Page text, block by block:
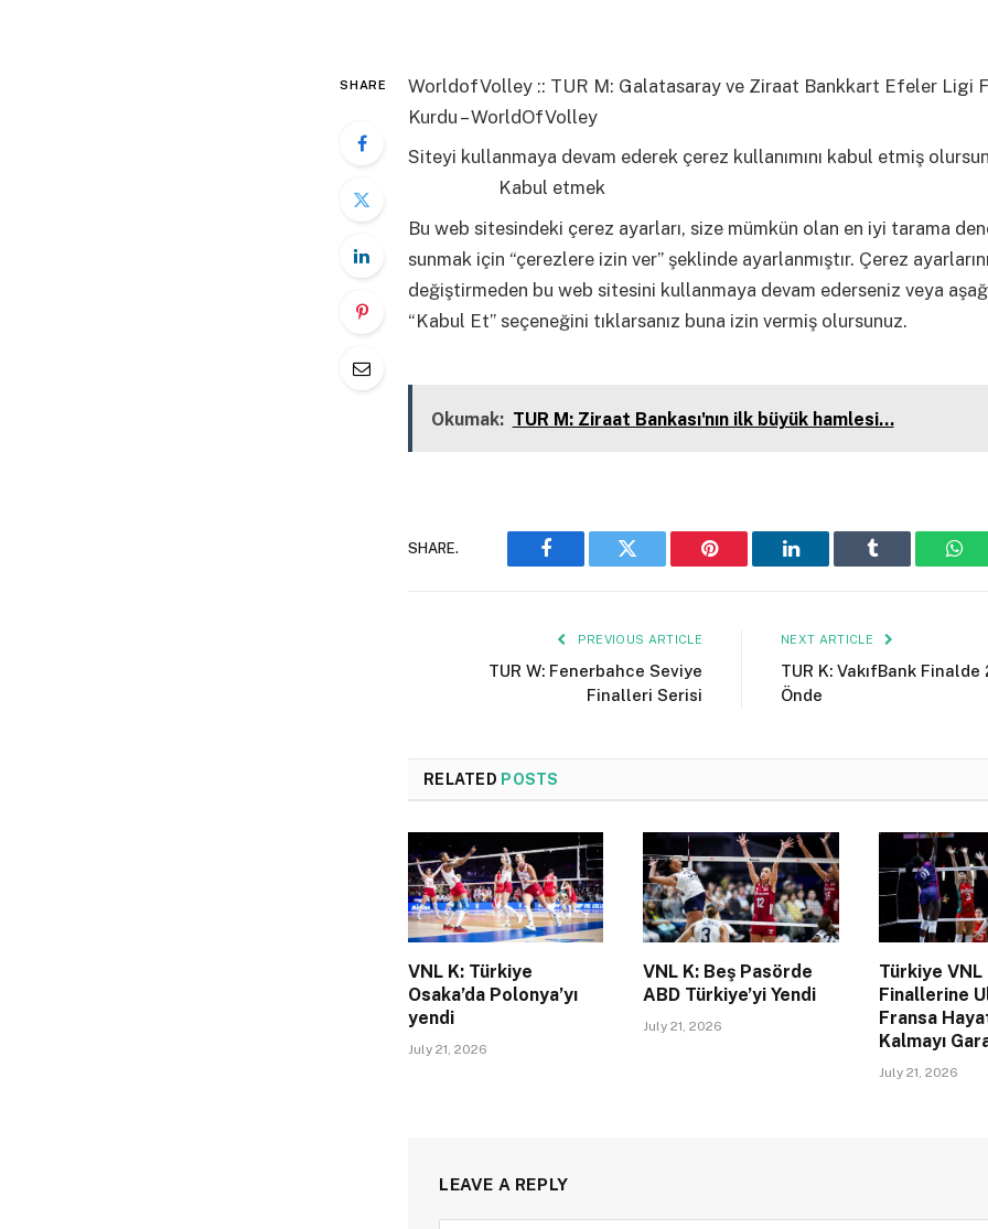
SHARE
WorldofVolley :: TUR M: Galatasaray ve Ziraat Bankkart Efeler Ligi
Kurdu – WorldOfVolley
Siteyi kullanmaya devam ederek çerez kullanımını kabul etmiş
Kabul etmek
Bu web sitesindeki çerez ayarları, size mümkün olan en iyi tarama
sunmak için “çerezlere izin ver” şeklinde ayarlanmıştır. Çerez
değiştirmeden bu web sitesini kullanmaya devam ederseniz veya
“Kabul Et” seçeneğini tıklarsanız buna izin vermiş olursunuz.
Okumak: TUR M: Ziraat Bankası'nın ilk büyük hamlesi…
SHARE.
Facebook Twitter Pinterest LinkedIn Tumblr
PREVIOUS ARTICLE
TUR W: Fenerbahce Seviye
Finalleri Serisi
NEXT ARTICLE
TUR K: VakıfBank Finalde
Önde
RELATED POSTS
VNL K: Türkiye
Osaka’da Polonya’yı
yendi
July 21, 2026
VNL K: Beş Pasörde
ABD Türkiye’yi Yendi
July 21, 2026
Türkiye VNL
Finallerine
Fransa
Kalmayı
July 21, 2026
LEAVE A REPLY